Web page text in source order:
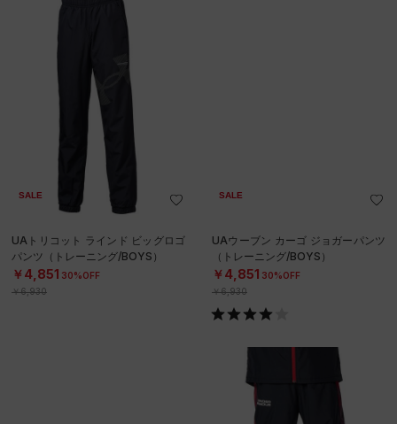
SALE
UAトリコット ラインド ビッグロゴ
パンツ（トレーニング/BOYS）
￥4,851 30%OFF
￥6,930
SALE
UAウーブン カーゴ ジョガーパンツ
（トレーニング/BOYS）
￥4,851 30%OFF
￥6,930